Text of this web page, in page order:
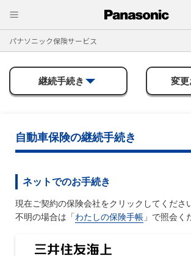
パナソニック保険サービス
継続手続き 変更
自動車保険の継続手続き
ネットでのお手続き
現在ご契約の保険会社をクリックしてくださ
不明の場合は「わたしの保険手帳 」で照会く